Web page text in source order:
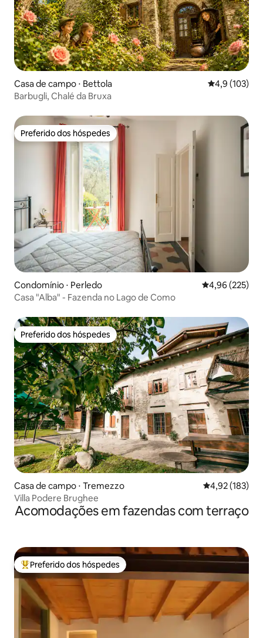
Casa de campo ⋅ Bettola 4,9 de uma
4,9 (103)
Barbugli, Chalé da Bruxa
Preferido dos hóspedes
Preferido dos hóspedes
Condomínio ⋅ Perledo 4,96 de uma
4,96 (225)
Casa "Alba" - Fazenda no Lago de Como
Preferido dos hóspedes
Preferido dos hóspedes
Casa de campo ⋅ Tremezzo 4,92 de uma
4,92 (183)
Villa Podere Brughee
Acomodações em fazendas com terraço
Entre os melhores preferidos dos hóspedes
Preferido dos hóspedes